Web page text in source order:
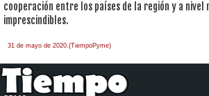
cooperación entre los países de la región y a nivel
imprescindibles.
31 de mayo de 2020.(TiempoPyme)